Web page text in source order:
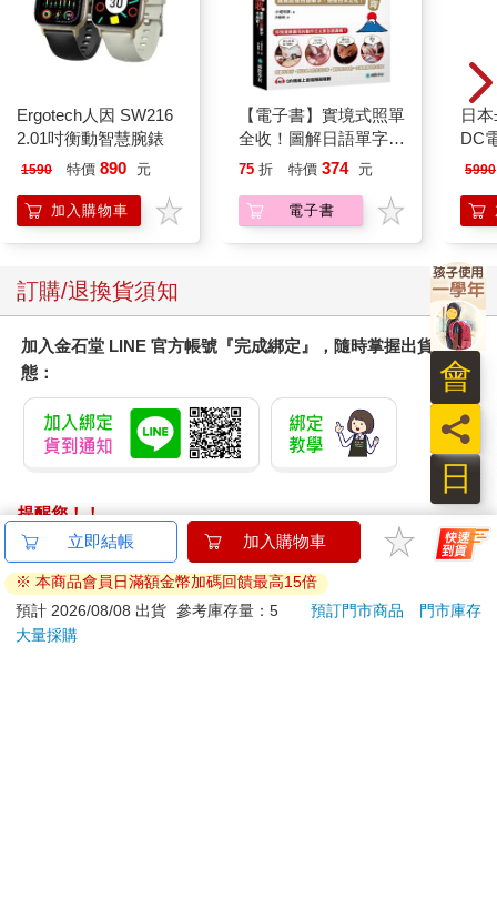
Ergotech人因 SW216
2.01吋衡動智慧腕錶
1590 特價 890 元
加入購物車
【電子書】實境式照單
全收！圖解日語單字不
用背：照片單字全部收
境圖解，讓生活中的人
事時地物成為你的日文
75 折 特價 374 元
電子書
日
DC
5990
訂購/退換貨須知
加入金石堂 LINE 官方帳號『完成綁定』，隨時掌握出貨動
態：
提醒您！！
金石堂及銀行均不會請您操作ATM! 如接獲電話要求您前往
ATM提款機，請不要聽從指示，以免受騙上當！
退換貨須知：
**提醒您，鑑賞期不等於試用期，退回商品須為全新狀態**
立即結帳 加入購物車
※ 本商品會員日滿額金幣加碼回饋最高15倍
預計 2026/08/08 出貨 參考庫存量：5 預訂門市商品
門市庫存
大量採購
日
員
會